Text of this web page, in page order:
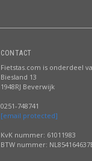
CONTACT
Fietstas.com is onderdeel
Biesland 13
1948RJ Beverwijk
0251-748741
[email protected]
KvK nummer: 61011983
BTW nummer: